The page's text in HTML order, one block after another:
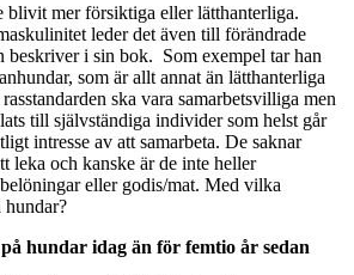
blivit mer försiktiga eller lätthanterliga.
leder det även till förändrade
beskriver i sin bok. Som exempel tar han
som är allt annat än lätthanterliga
ska vara samarbetsvilliga men
till självständiga individer som helst går
intresse av att samarbeta. De saknar
leka och kanske är de inte heller
eller godis/mat. Med vilka
hundar?
hundar idag än för femtio år sedan